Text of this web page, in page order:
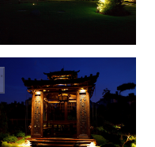
беседки